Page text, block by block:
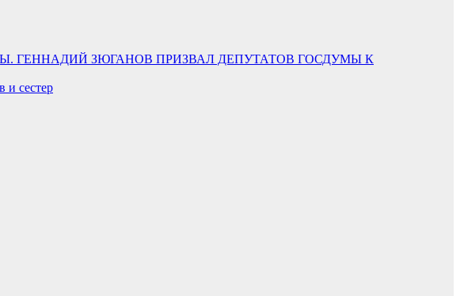
ГЕННАДИЙ ЗЮГАНОВ ПРИЗВАЛ ДЕПУТАТОВ ГОСДУМЫ К
и сестер